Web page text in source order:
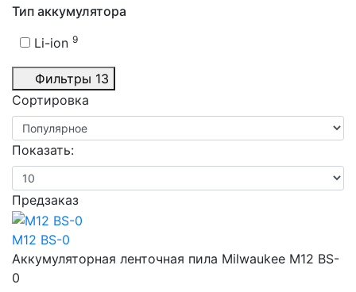
Тип аккумулятора
Li-ion 9
Фильтры 13
Сортировка
Показать:
Предзаказ
M12 BS-0
Аккумуляторная ленточная пила Milwaukee M12 BS-
0